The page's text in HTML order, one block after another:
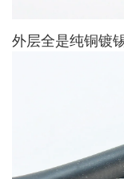
外层全是纯铜镀